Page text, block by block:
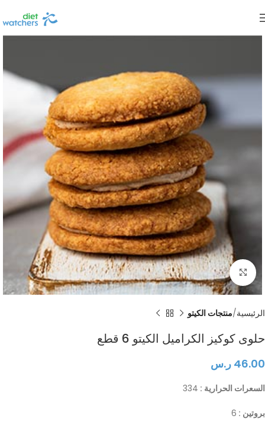
Click to enlarge
الرئيسية منتجات الكيتو
حلوى كوكيز الكراميل الكيتو 6 قطع
46.00 ر.س
السعرات الحرارية : 334
بروتين : 6